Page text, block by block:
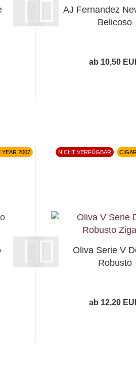
YEAR 2007
AJ Fernandez
Belicoso
ab 10,50
NICHT VERFÜGBAR
Oliva Serie V
Robusto
ab 12,20